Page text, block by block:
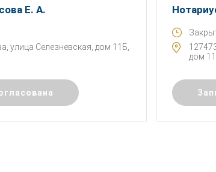
Е. А.
улица Селезневская, дом 11Б,
дом